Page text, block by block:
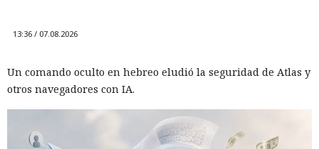
13:36 / 07.08.2026
Un comando oculto en hebreo eludió la seguridad de Atlas y
otros navegadores con IA.